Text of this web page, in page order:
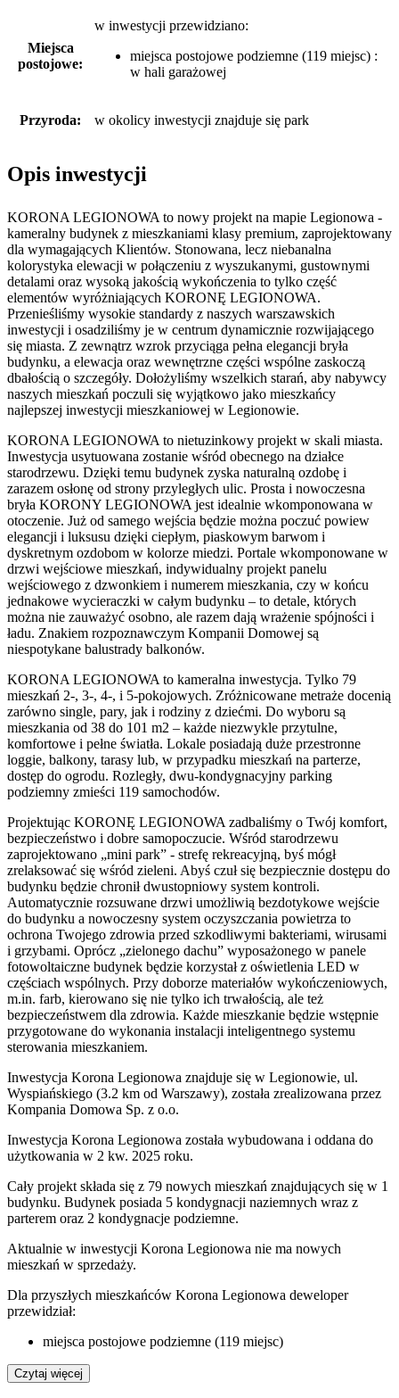
Miejsca
postojowe:
w inwestycji przewidziano:
miejsca postojowe podziemne (119 miejsc) :
w hali garażowej
Przyroda: w okolicy inwestycji znajduje się park
Opis inwestycji
KORONA LEGIONOWA to nowy projekt na mapie Legionowa -
kameralny budynek z mieszkaniami klasy premium, zaprojektowany
dla wymagających Klientów. Stonowana, lecz niebanalna
kolorystyka elewacji w połączeniu z wyszukanymi, gustownymi
detalami oraz wysoką jakością wykończenia to tylko część
elementów wyróżniających KORONĘ LEGIONOWA.
Przenieśliśmy wysokie standardy z naszych warszawskich
inwestycji i osadziliśmy je w centrum dynamicznie rozwijającego
się miasta. Z zewnątrz wzrok przyciąga pełna elegancji bryła
budynku, a elewacja oraz wewnętrzne części wspólne zaskoczą
dbałością o szczegóły. Dołożyliśmy wszelkich starań, aby nabywcy
naszych mieszkań poczuli się wyjątkowo jako mieszkańcy
najlepszej inwestycji mieszkaniowej w Legionowie.
KORONA LEGIONOWA to nietuzinkowy projekt w skali miasta.
Inwestycja usytuowana zostanie wśród obecnego na działce
starodrzewu. Dzięki temu budynek zyska naturalną ozdobę i
zarazem osłonę od strony przyległych ulic. Prosta i nowoczesna
bryła KORONY LEGIONOWA jest idealnie wkomponowana w
otoczenie. Już od samego wejścia będzie można poczuć powiew
elegancji i luksusu dzięki ciepłym, piaskowym barwom i
dyskretnym ozdobom w kolorze miedzi. Portale wkomponowane w
drzwi wejściowe mieszkań, indywidualny projekt panelu
wejściowego z dzwonkiem i numerem mieszkania, czy w końcu
jednakowe wycieraczki w całym budynku – to detale, których
można nie zauważyć osobno, ale razem dają wrażenie spójności i
ładu. Znakiem rozpoznawczym Kompanii Domowej są
niespotykane balustrady balkonów.
KORONA LEGIONOWA to kameralna inwestycja. Tylko 79
mieszkań 2-, 3-, 4-, i 5-pokojowych. Zróżnicowane metraże docenią
zarówno single, pary, jak i rodziny z dziećmi. Do wyboru są
mieszkania od 38 do 101 m2 – każde niezwykle przytulne,
komfortowe i pełne światła. Lokale posiadają duże przestronne
loggie, balkony, tarasy lub, w przypadku mieszkań na parterze,
dostęp do ogrodu. Rozległy, dwu-kondygnacyjny parking
podziemny zmieści 119 samochodów.
Projektując KORONĘ LEGIONOWA zadbaliśmy o Twój komfort,
bezpieczeństwo i dobre samopoczucie. Wśród starodrzewu
zaprojektowano „mini park” - strefę rekreacyjną, byś mógł
zrelaksować się wśród zieleni. Abyś czuł się bezpiecznie dostępu do
budynku będzie chronił dwustopniowy system kontroli.
Automatycznie rozsuwane drzwi umożliwią bezdotykowe wejście
do budynku a nowoczesny system oczyszczania powietrza to
ochrona Twojego zdrowia przed szkodliwymi bakteriami, wirusami
i grzybami. Oprócz „zielonego dachu” wyposażonego w panele
fotowoltaiczne budynek będzie korzystał z oświetlenia LED w
częściach wspólnych. Przy doborze materiałów wykończeniowych,
m.in. farb, kierowano się nie tylko ich trwałością, ale też
bezpieczeństwem dla zdrowia. Każde mieszkanie będzie wstępnie
przygotowane do wykonania instalacji inteligentnego systemu
sterowania mieszkaniem.
Inwestycja Korona Legionowa znajduje się w Legionowie, ul.
Wyspiańskiego (3.2 km od Warszawy), została zrealizowana przez
Kompania Domowa Sp. z o.o.
Inwestycja Korona Legionowa została wybudowana i oddana do
użytkowania w 2 kw. 2025 roku.
Cały projekt składa się z 79 nowych mieszkań znajdujących się w 1
budynku. Budynek posiada 5 kondygnacji naziemnych wraz z
parterem oraz 2 kondygnacje podziemne.
Aktualnie w inwestycji Korona Legionowa nie ma nowych
mieszkań w sprzedaży.
Dla przyszłych mieszkańców Korona Legionowa deweloper
przewidział:
miejsca postojowe podziemne (119 miejsc)
Czytaj więcej